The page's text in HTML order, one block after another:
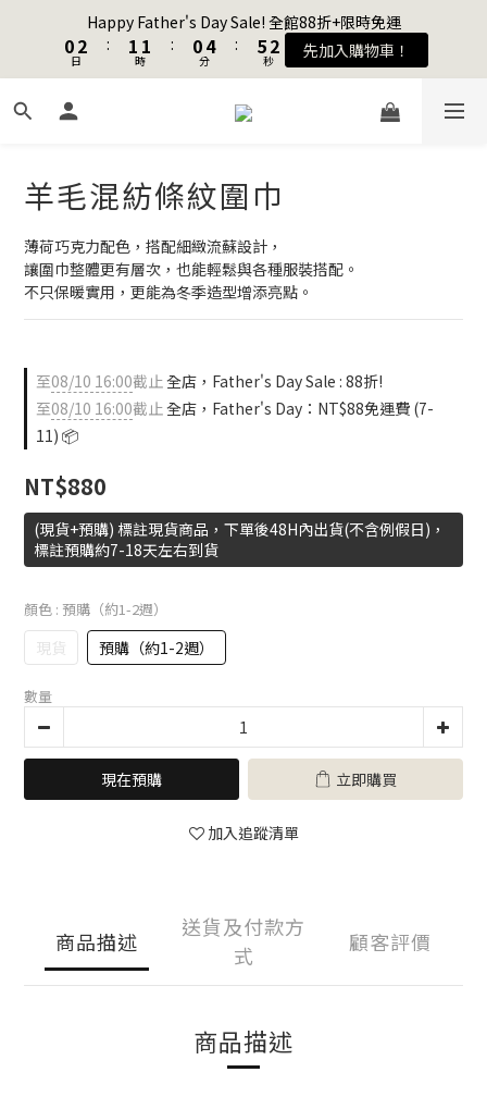
Happy Father's Day Sale! 全館88折+限時免運
02
1
日
:
2
1
0
2
1
0
時
:
1
0
5
4
3
分
:
6
5
4
3
2
1
秒 先加入購物車！
Happy Father's Day Sale! 全館88折+限時免運
02
1
日
:
2
1
0
2
1
0
時
:
1
0
5
4
3
分
:
6
5
4
3
2
1
秒 先加入購物車！
加入會員送購物金$100
聯名款登山德比鞋 三色齊發！ZIPPER x OOG Mountain Derby
Happy Father's Day Sale! 全館88折+限時免運
9
7
4
3
1
0
9
6
5
4
3
2
1
0
日
:
5
4
2
1
0
5
4
3
2
1
0
時
9
4
3
2
1
0
8
7
6
5
4
3
2
0
分
:
9
8
7
6
5
4
3
1
0
6
5
3
2
1
0
秒 先加入購物車！
羊毛混紡條紋圍巾
薄荷巧克力配色，搭配細緻流蘇設計，
讓圍巾整體更有層次，也能輕鬆與各種服裝搭配。
不只保暖實用，更能為冬季造型增添亮點。
至08/10 16:00截止全店，Father's Day Sale : 88折!
至08/10 16:00截止全店，Father's Day：NT$88免運費 (7-
11) 📦
NT$880
(現貨+預購) 標註現貨商品，下單後48H內出貨(不含例假日)，
標註預購約7-18天左右到貨
顏色 : 預購（約1-2週）
現貨 預購（約1-2週）
數量
現在預購 立即購買
加入追蹤清單
商品描述
送貨及付款方
式
顧客評價
商品描述